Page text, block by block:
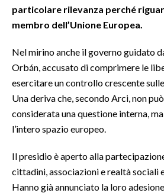
particolare rilevanza perché
membro dell’Unione Europea.
Nel mirino anche il governo guidato
Orbán, accusato di comprimere le
esercitare un controllo crescente
Una deriva che, secondo Arci, non
considerata una questione interna,
l’intero spazio europeo.
Il presidio è aperto alla
cittadini, associazioni e realtà sociali
Hanno già annunciato la loro adesione